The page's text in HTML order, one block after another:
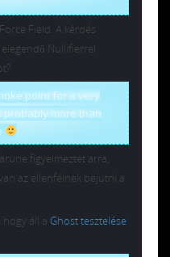
Field. A kérdés
Nullifierrel
point for a very
probably more than
figyelmeztet arra,
az ellenfélnek bejutni a
áll a Ghost tesztelése